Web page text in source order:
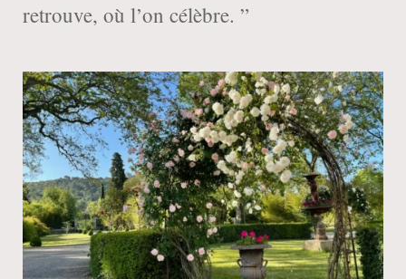
retrouve, où l’on célèbre. ”